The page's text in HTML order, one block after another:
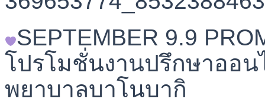
SEPTEMBER 9.9
โปรโมชั่นงานปรึกษาออน
พยาบาลบาโนบากิ